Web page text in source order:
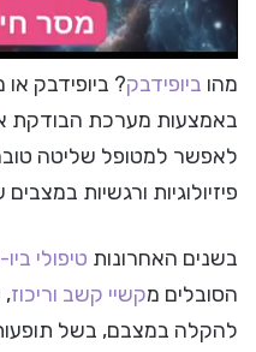
מהו ביופידבק? ביופידבק או
באמצעות מערכת הבודקת
לאפשר למטופל שליטה טובה
פיזיולוגיות ורגשיות
בשנים האחרונות טיפולי
הסובלים מקשיי קשב וריכוז,
להקלה במצבם, בשל